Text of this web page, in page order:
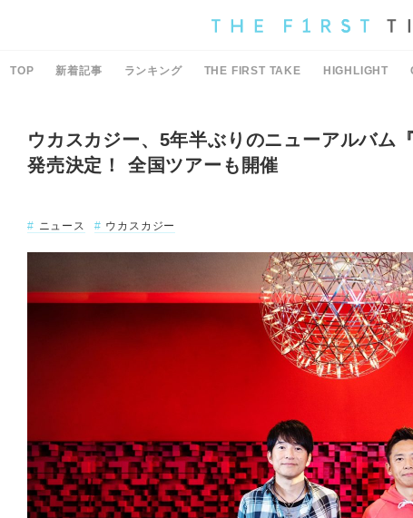
TOP 新着記事 ランキング THE FIRST TAKE HIGHLIGHT
ウカスカジー、5年半ぶりのニューアルバム
発売決定！ 全国ツアーも開催
ニュース
ウカスカジー